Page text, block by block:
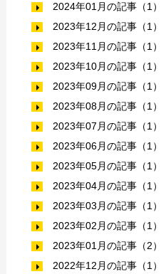
2024年01月の記事（1）
2023年12月の記事（1）
2023年11月の記事（1）
2023年10月の記事（1）
2023年09月の記事（1）
2023年08月の記事（1）
2023年07月の記事（1）
2023年06月の記事（1）
2023年05月の記事（1）
2023年04月の記事（1）
2023年03月の記事（1）
2023年02月の記事（1）
2023年01月の記事（2）
2022年12月の記事（1）